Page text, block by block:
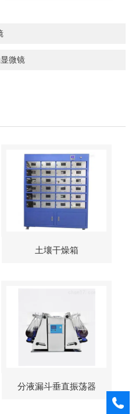
微镜
土壤干燥箱
分液漏斗垂直振荡器